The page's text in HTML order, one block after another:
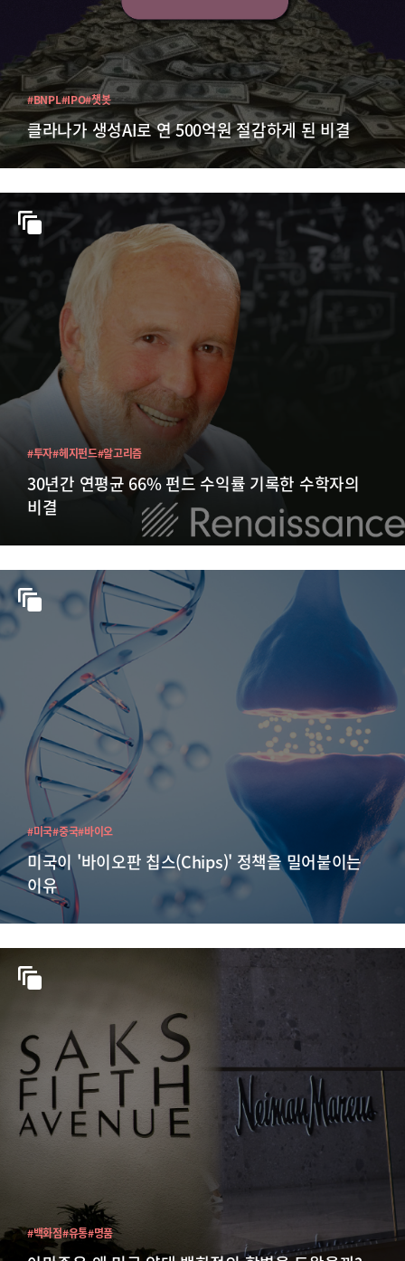
클라나가 생성AI로 연 500억원 절감하게 된 비결
#BNPL#IPO#챗봇
30년간 연평균 66% 펀드 수익률 기록한 수학자의
비결
#투자#헤지펀드#알고리즘
미국이 '바이오판 칩스(Chips)' 정책을 밀어붙이는
이유
#미국#중국#바이오
#백화점#유통#명품